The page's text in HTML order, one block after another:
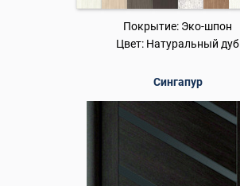
Покрытие: Эко-шпон
Цвет: Натуральный дуб
Сингапур